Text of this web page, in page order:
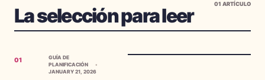
La selección para leer
01 ARTÍCULO
01
GUÍA DE
PLANIFICACIÓN
JANUARY 21, 2026